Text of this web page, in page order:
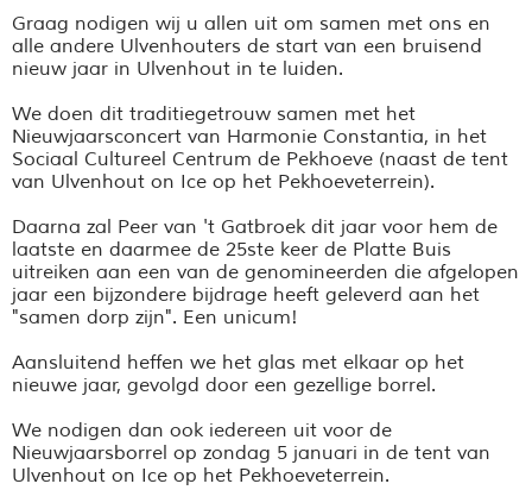
Graag nodigen wij u allen uit om samen met ons en
alle andere Ulvenhouters de start van een bruisend
nieuw jaar in Ulvenhout in te luiden.
We doen dit traditiegetrouw samen met het
Nieuwjaarsconcert van Harmonie Constantia, in het
Sociaal Cultureel Centrum de Pekhoeve (naast de tent
van Ulvenhout on Ice op het Pekhoeveterrein).
Daarna zal Peer van 't Gatbroek dit jaar voor hem de
laatste en daarmee de 25ste keer de Platte Buis
uitreiken aan een van de genomineerden die afgelopen
jaar een bijzondere bijdrage heeft geleverd aan het
"samen dorp zijn". Een unicum!
Aansluitend heffen we het glas met elkaar op het
nieuwe jaar, gevolgd door een gezellige borrel.
We nodigen dan ook iedereen uit voor de
Nieuwjaarsborrel op zondag 5 januari in de tent van
Ulvenhout on Ice op het Pekhoeveterrein.